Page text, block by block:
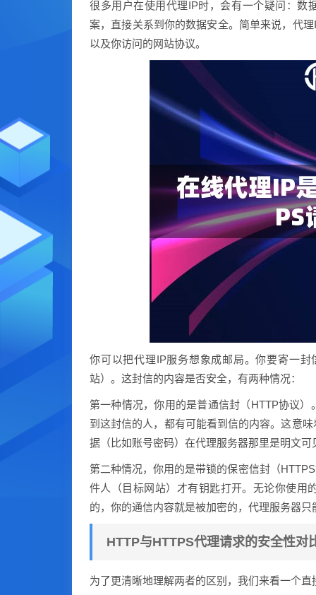
很多用户在使用代理IP时，会有一个疑问：数
案，直接关系到你的数据安全。简单来说，代
以及你访问的网站协议。
你可以把代理IP服务想象成邮局。你要寄一
站）。这封信的内容是否安全，有两种情况：
第一种情况，你用的是普通信封（HTTP协议
到这封信的人，都有可能看到信的内容。这意
据（比如账号密码）在代理服务器那里是明文
第二种情况，你用的是带锁的保密信封（
件人（目标网站）才有钥匙打开。无论你使用
的，你的通信内容就是被加密的，代理服务器
HTTP与HTTPS代理请求的安全性对
为了更清晰地理解两者的区别，我们来看一个直